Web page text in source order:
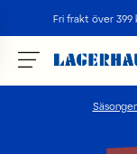
Fri frakt över 399
Välj